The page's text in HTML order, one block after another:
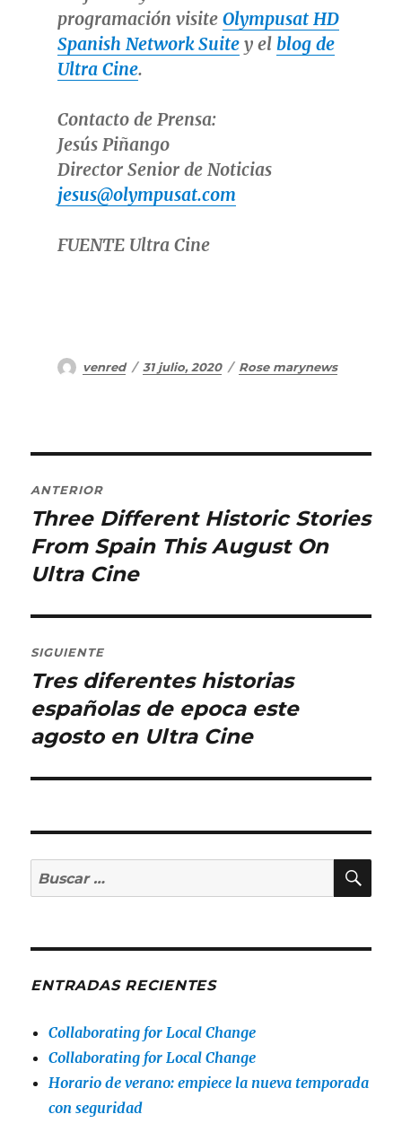
programación visite Olympusat HD
Spanish Network Suitey el blog de
Ultra Cine.
Contacto de Prensa:
Jesús Piñango
Director Senior de Noticias
jesus@olympusat.com
FUENTE Ultra Cine
Autor
venred
Publicado
31 julio, 2020 Categorías
Rose marynews
de
entradas
ANTERIOR
Entrada
anterior:
Three Different Historic Stories
From Spain This August On
Ultra Cine
SIGUIENTE
Entrada
siguiente:
Tres diferentes historias
españolas de epoca este
agosto en Ultra Cine
Buscar
por:
ENTRADAS RECIENTES
Collaborating for Local Change
Collaborating for Local Change
Horario de verano: empiece la nueva temporada
con seguridad